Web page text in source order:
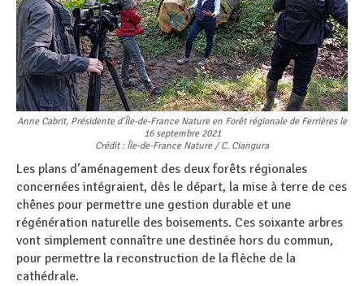
Anne Cabrit, Présidente d’Île-de-France Nature en Forêt régionale de Ferrières le
16 septembre 2021
Crédit : Île-de-France Nature / C. Ciangura
Les plans d’aménagement des deux forêts régionales
concernées intégraient, dès le départ, la mise à terre de ces
chênes pour permettre une gestion durable et une
régénération naturelle des boisements. Ces soixante arbres
vont simplement connaître une destinée hors du commun,
pour permettre la reconstruction de la flèche de la
cathédrale.